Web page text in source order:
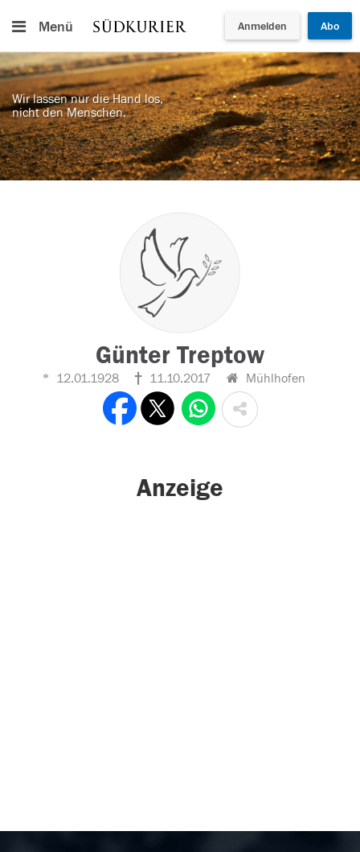
Menü Anmelden Abo
Wir lassen nur die Hand los,
nicht den Menschen.
Günter Treptow
12.01.1928 11.10.2017 Mühlhofen
Anzeige